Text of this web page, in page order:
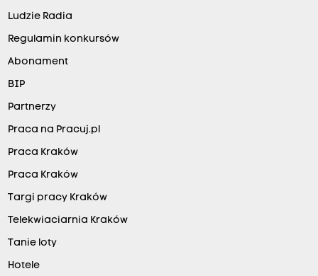
Ludzie Radia
Regulamin konkursów
Abonament
BIP
Partnerzy
Praca na Pracuj.pl
Praca Kraków
Praca Kraków
Targi pracy Kraków
Telekwiaciarnia Kraków
Tanie loty
Hotele